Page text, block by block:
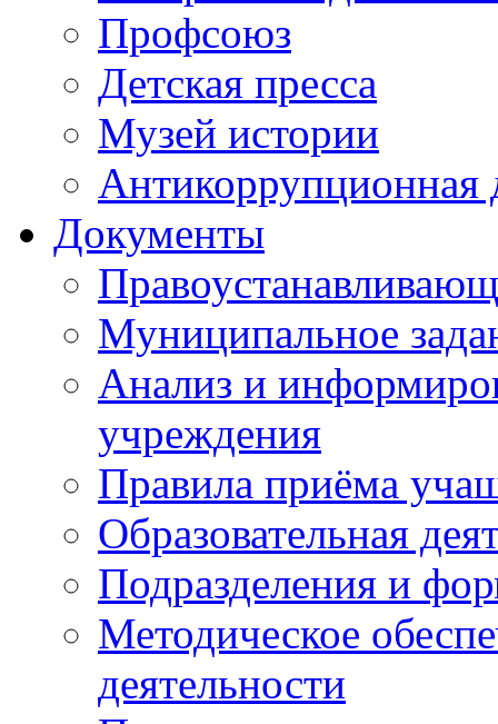
Профсоюз
Детская пресса
Музей истории
Антикоррупционная
Документы
Муниципальное
Анализ и
учреждения
Правила приёма
Образовательная
Подразделения и
Методическое
деятельности